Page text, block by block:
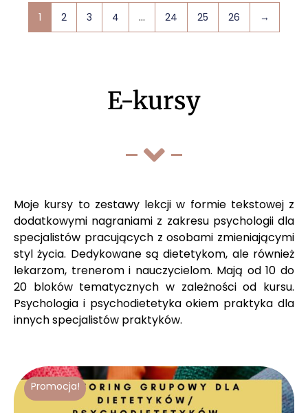
1 2 3 4 … 24 25 26 →
E-kursy
Moje kursy to zestawy lekcji w formie tekstowej z
dodatkowymi nagraniami z zakresu psychologii dla
specjalistów pracujących z osobami zmieniającymi
styl życia. Dedykowane są dietetykom, ale również
lekarzom, trenerom i nauczycielom. Mają od 10 do
20 bloków tematycznych w zależności od kursu.
Psychologia i psychodietetyka okiem praktyka dla
innych specjalistów praktyków.
Promocja!